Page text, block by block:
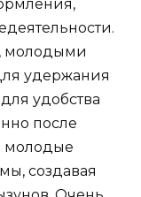
молодыми
удержания
удобства
после
молодые
создавая